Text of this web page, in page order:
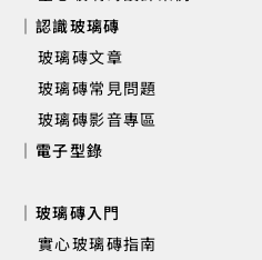
｜認識玻璃磚
玻璃磚文章
玻璃磚常見問題
玻璃磚影音專區
｜電子型錄
｜玻璃磚入門
實心玻璃磚指南